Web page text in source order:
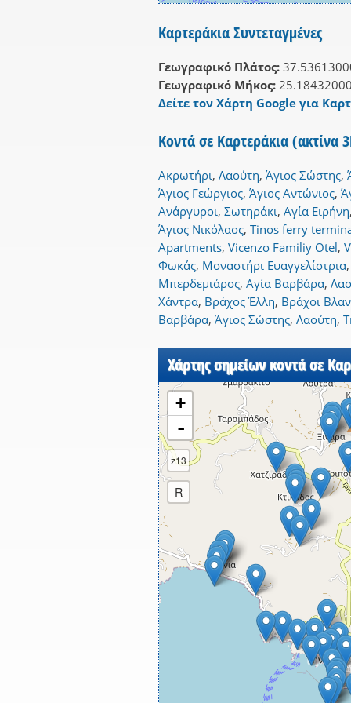
Καρτεράκια Συντεταγμένες
Γεωγραφικό Πλάτος:
Γεωγραφικό Μήκος:
Δείτε τον Χάρτη Google για
Κοντά σε Καρτεράκια (ακτίνα
Ακρωτήρι, Λαούτη, Άγιος Σώστης,
Άγιος Γεώργιος, Άγιος Αντώνιος,
Ανάργυροι, Σωτηράκι, Αγία Ειρήνη
Άγιος Νικόλαος, Tinos ferry
Apartments, Vicenzo Familiy Otel,
Φωκάς, Μοναστήρι Ευαγγελίστρια
Μπερδεμιάρος, Αγία Βαρβάρα,
Χάντρα, Βράχος Έλλη, Βράχοι
Βαρβάρα, Άγιος Σώστης, Λαούτη,
Χάρτης σημείων κοντά σε
+
-
z13
R